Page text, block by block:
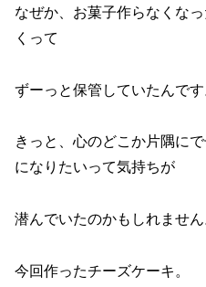
なぜか、お菓子作らなくな
くって
ずーっと保管していたんです
きっと、心のどこか片隅に
になりたいって気持ちが
潜んでいたのかもしれません
今回作ったチーズケーキ。